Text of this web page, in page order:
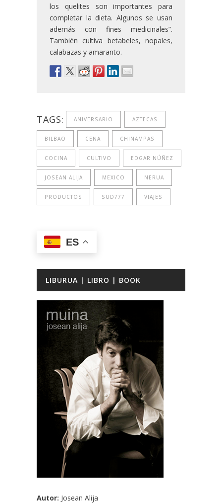
los quelites son importantes para
completar la dieta. Algunos se usan
además con fines medicinales”.
También cultiva betabeles, nopales,
calabazas y amaranto.
TAGS: ANIVERSARIO AZTECAS
BILBAO CENA CHINAMPAS
COCINA CULTIVO EDGAR NÚÑEZ
JOSEAN ALIJA MEXICO NERUA
PRODUCTOS SUD777 VIAJES
ES
LIBURUA | LIBRO | BOOK
Autor: Josean Alija